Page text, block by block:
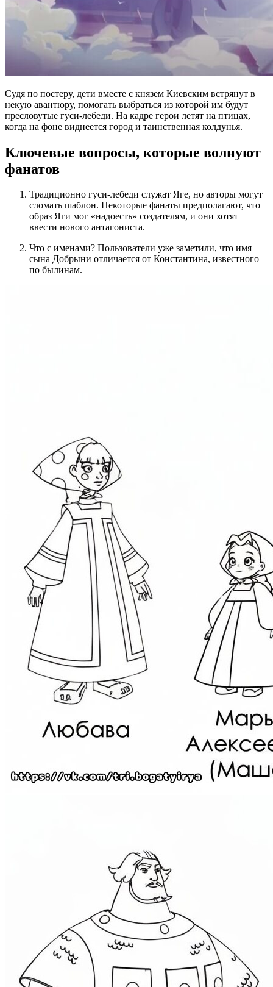
Судя по постеру, дети вместе с князем Киевским встрянут в
некую авантюру, помогать выбраться из которой им будут
пресловутые гуси-лебеди. На кадре герои летят на птицах,
когда на фоне виднеется город и таинственная колдунья.
Ключевые вопросы, которые волнуют
фанатов
Традиционно гуси-лебеди служат Яге, но авторы могут
сломать шаблон. Некоторые фанаты предполагают, что
образ Яги мог «надоесть» создателям, и они хотят
ввести нового антагониста.
Что с именами? Пользователи уже заметили, что имя
сына Добрыни отличается от Константина, известного
по былинам.